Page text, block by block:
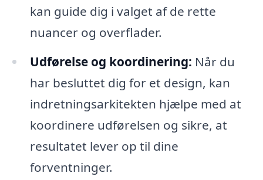
kan guide dig i valget af de rette
nuancer og overflader.
Udførelse og koordinering: Når du
har besluttet dig for et design, kan
indretningsarkitekten hjælpe med at
koordinere udførelsen og sikre, at
resultatet lever op til dine
forventninger.